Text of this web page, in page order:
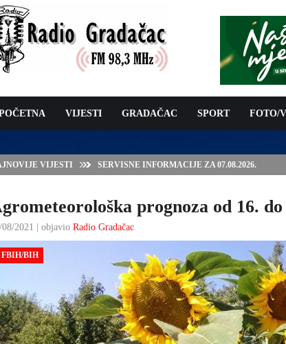
VIJESTI GRADAČAC SPORT FOTO/
VIJESTI SERVISNE INFORMACIJE ZA 07.08.2026.
prognoza od 16. do
08/2021 | objavio Radio Gradačac
FBIH/BIH